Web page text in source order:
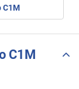
C1M
C1M